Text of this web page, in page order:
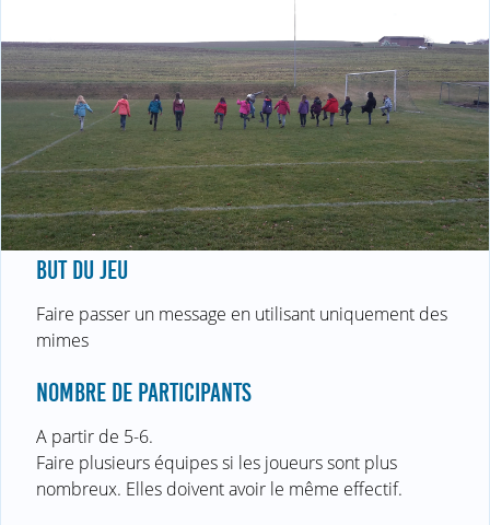
BUT DU JEU
Faire passer un message en utilisant uniquement des
mimes
NOMBRE DE PARTICIPANTS
A partir de 5-6.
Faire plusieurs équipes si les joueurs sont plus
nombreux. Elles doivent avoir le même effectif.